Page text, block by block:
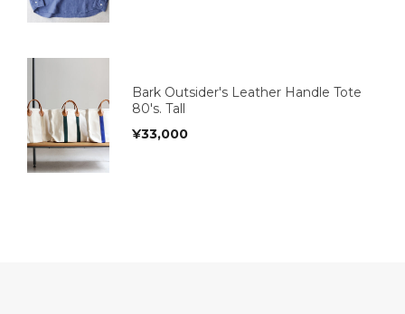
Bark Outsider's Leather Handle Tote
80's. Tall
¥33,000